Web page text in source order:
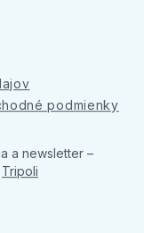
podmienky
a newsletter –
Tripoli